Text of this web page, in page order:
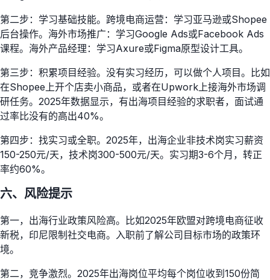
第二步：学习基础技能。跨境电商运营：学习亚马逊或Shopee
后台操作。海外市场推广：学习Google Ads或Facebook Ads
课程。海外产品经理：学习Axure或Figma原型设计工具。
第三步：积累项目经验。没有实习经历，可以做个人项目。比如
在Shopee上开个店卖小商品，或者在Upwork上接海外市场调
研任务。2025年数据显示，有出海项目经验的求职者，面试通
过率比没有的高出40%。
第四步：找实习或全职。2025年，出海企业非技术岗实习薪资
150-250元/天，技术岗300-500元/天。实习期3-6个月，转正
率约60%。
六、风险提示
第一，出海行业政策风险高。比如2025年欧盟对跨境电商征收
新税，印尼限制社交电商。入职前了解公司目标市场的政策环
境。
第二，竞争激烈。2025年出海岗位平均每个岗位收到150份简